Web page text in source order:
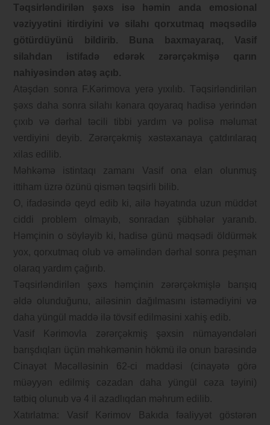
Təqsirləndirilən şəxs isə həmin anda emosional
vəziyyətini itirdiyini və silahı qorxutmaq məqsədilə
götürdüyünü bildirib. Buna baxmayaraq, Vasif
silahdan istifadə edərək zərərçəkmişə qarın
nahiyəsindən atəş açıb.
Atəşdən sonra F.Kərimova yerə yıxılıb. Təqsirləndirilən
şəxs daha sonra silahı kənara qoyaraq hadisə yerindən
çıxıb və dərhal təcili tibbi yardım və polisə məlumat
verdiyini deyib. Zərərçəkmiş xəstəxanaya çatdırılaraq
xilas edilib.
Məhkəmə istintaqı zamanı Vasif ona elan olunmuş
ittiham üzrə özünü qismən təqsirli bilib.
O, ifadəsində qeyd edib ki, ailə həyatında uzun müddət
ciddi problem olmayıb, sonradan şübhələr yaranıb.
Həmçinin o söyləyib ki, hadisə günü məqsədi öldürmək
yox, qorxutmaq olub və əməlindən dərhal sonra peşman
olaraq yardım çağırıb.
Təqsirləndirilən şəxs həmçinin zərərçəkmişlə barışıq
əldə olunduğunu, ailəsinin dağılmasını istəmədiyini və
daha yüngül maddə ilə tövsif edilməsini xahiş edib.
Vasif Kərimovla zərərçəkmiş şəxsin nümayəndələri
barışdıqları üçün məhkəmənin hökmü ilə onun barəsində
Cinayət Məcəlləsinin 62-ci maddəsi (cinayətə görə
müəyyən edilmiş cəzadan daha yüngül cəza təyini)
tətbiq olunub və 4 il azadlıqdan məhrum edilib.
Xatırlatma: Vasif Kərimov Bakıda fəaliyyət göstərən